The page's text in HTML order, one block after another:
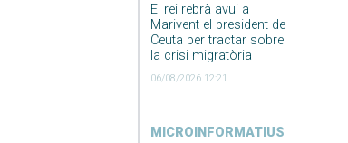
El rei rebrà avui a
Marivent el president de
Ceuta per tractar sobre
la crisi migratòria
06/08/2026 12:21
MICROINFORMATIUS